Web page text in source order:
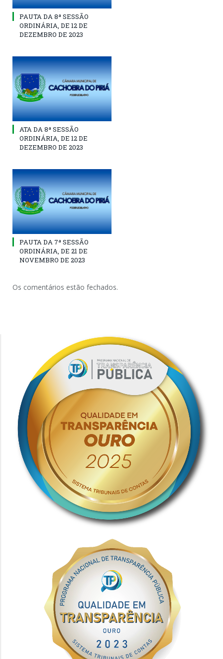
PAUTA DA 8ª SESSÃO
ORDINÁRIA, DE 12 DE
DEZEMBRO DE 2023
ATA DA 8ª SESSÃO
ORDINÁRIA, DE 12 DE
DEZEMBRO DE 2023
PAUTA DA 7ª SESSÃO
ORDINÁRIA, DE 21 DE
NOVEMBRO DE 2023
Os comentários estão fechados.